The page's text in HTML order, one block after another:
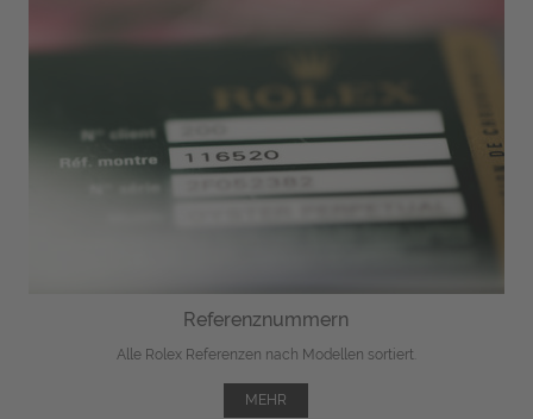
Referenznummern
Alle Rolex Referenzen nach Modellen sortiert.
MEHR